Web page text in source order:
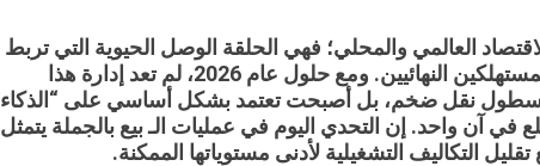
العالمي والمحلي؛ فهي الحلقة الوصل الحيوية التي تربط
بين جهات التصنيع الكبرى وبين أسواق التجزئة والمستهلكين النهائيين. ومع حلول عام 2026، لم تعد إدارة هذا
أسطول نقل ضخم، بل أصبحت تعتمد بشكل أساسي على “الذكاء
في آن واحد. إن التحدي اليوم في عمليات الـبيع بالجملة يتمثل
التكاليف التشغيلية لأدنى مستوياتها الممكنة.